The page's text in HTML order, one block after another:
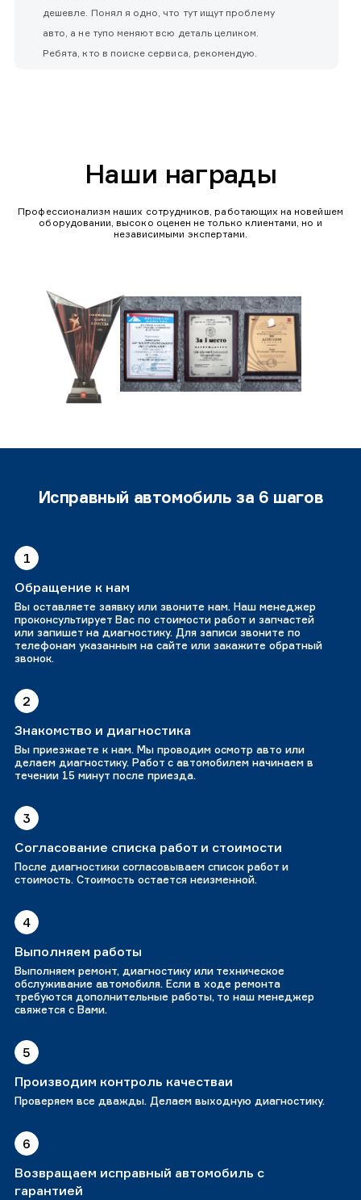
дешевле. Понял я одно, что тут ищут проблему
авто, а не тупо меняют всю деталь целиком.
Ребята, кто в поиске сервиса, рекомендую.
Наши награды
Профессионализм наших сотрудников, работающих на новейшем
оборудовании, высоко оценен не только клиентами, но и
независимыми экспертами.
Исправный автомобиль за 6 шагов
1
Обращение к нам
Вы оставляете заявку или звоните нам. Наш менеджер
проконсультирует Вас по стоимости работ и запчастей
или запишет на диагностику. Для записи звоните по
телефонам указанным на сайте или закажите обратный
звонок.
2
Знакомство и диагностика
Вы приезжаете к нам. Мы проводим осмотр авто или
делаем диагностику. Работ с автомобилем начинаем в
течении 15 минут после приезда.
3
Согласование списка работ и стоимости
После диагностики согласовываем список работ и
стоимость. Стоимость остается неизменной.
4
Выполняем работы
Выполняем ремонт, диагностику или техническое
обслуживание автомобиля. Если в ходе ремонта
требуются дополнительные работы, то наш менеджер
свяжется с Вами.
5
Производим контроль качестваи
Проверяем все дважды. Делаем выходную диагностику.
6
Возвращаем исправный автомобиль с
гарантией